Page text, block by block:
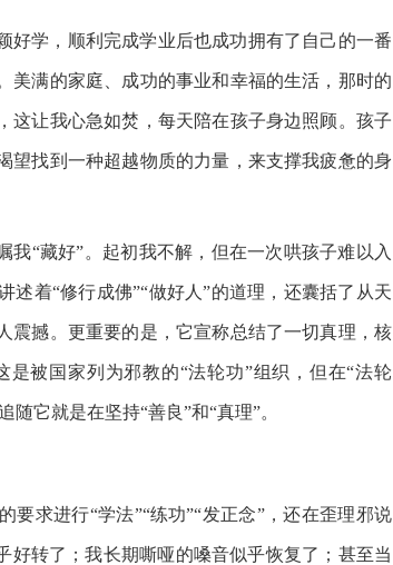
好学，顺利完成学业后也成功拥有了自己的一番
美满的家庭、成功的事业和幸福的生活，那时的
这让我心急如焚，每天陪在孩子身边照顾。孩子
望找到一种超越物质的力量，来支撑我疲惫的身
我“藏好”。起初我不解，但在一次哄孩子难以入
着“修行成佛”“做好人”的道理，还囊括了从天
震撼。更重要的是，它宣称总结了一切真理，核
被国家列为邪教的“法轮功”组织，但在“法轮
它就是在坚持“善良”和“真理”。
求进行“学法”“练功”“发正念”，还在歪理邪说
好转了；我长期嘶哑的嗓音似乎恢复了；甚至当